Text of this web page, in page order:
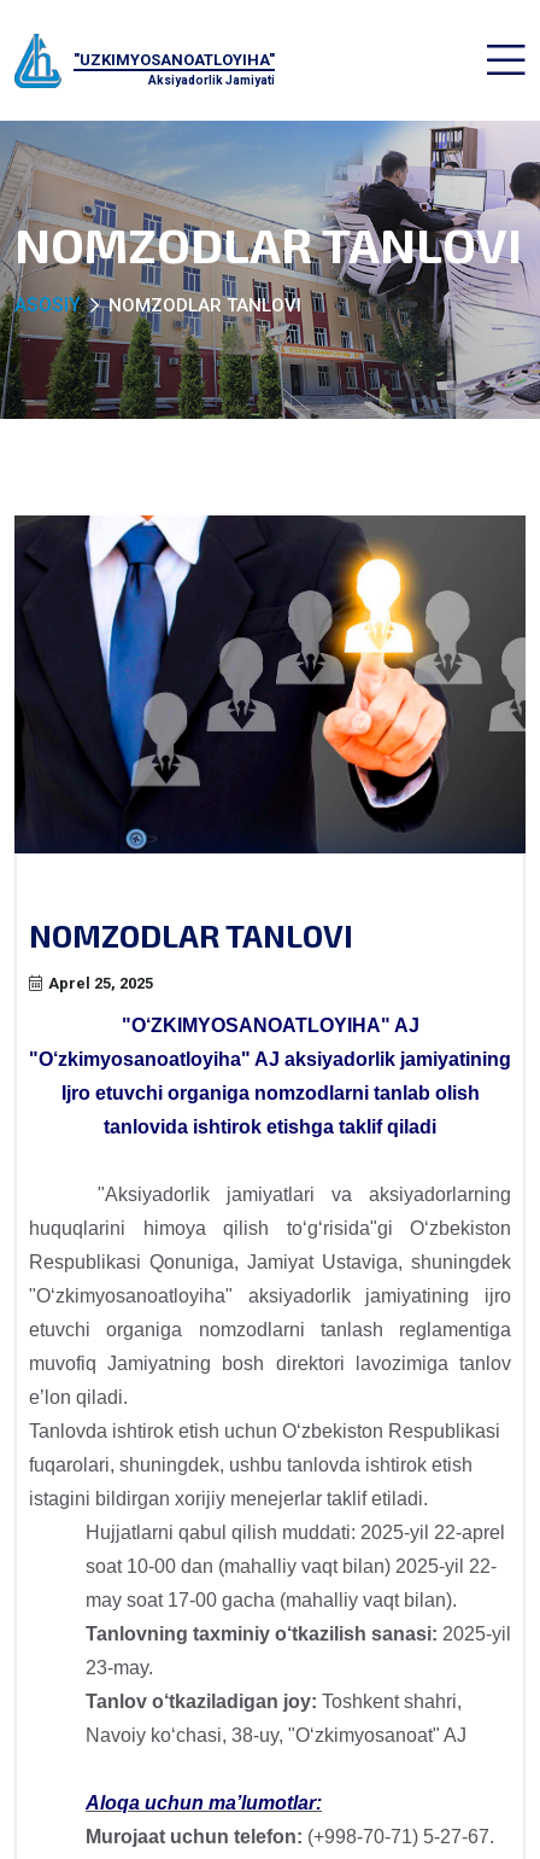
"UZKIMYOSANOATLOYIHA"
Aksiyadorlik Jamiyati
NOMZODLAR TANLOVI
ASOSIY NOMZODLAR TANLOVI
NOMZODLAR TANLOVI
Aprel 25, 2025
"O‘ZKIMYOSANOATLOYIHA" AJ
"O‘zkimyosanoatloyiha" AJ aksiyadorlik jamiyatining
Ijro etuvchi organiga nomzodlarni tanlab olish
tanlovida ishtirok etishga taklif qiladi
"Aksiyadorlik jamiyatlari va aksiyadorlarning
huquqlarini himoya qilish to‘g‘risida"gi O‘zbekiston
Respublikasi Qonuniga, Jamiyat Ustaviga, shuningdek
"O‘zkimyosanoatloyiha" aksiyadorlik jamiyatining ijro
etuvchi organiga nomzodlarni tanlash reglamentiga
muvofiq Jamiyatning bosh direktori lavozimiga tanlov
e’lon qiladi.
Tanlovda ishtirok etish uchun O‘zbekiston Respublikasi
fuqarolari, shuningdek, ushbu tanlovda ishtirok etish
istagini bildirgan xorijiy menejerlar taklif etiladi.
Hujjatlarni qabul qilish muddati: 2025-yil 22-aprel
soat 10-00 dan (mahalliy vaqt bilan) 2025-yil 22-
may soat 17-00 gacha (mahalliy vaqt bilan).
Tanlovning taxminiy o‘tkazilish sanasi: 2025-yil
23-may.
Tanlov o‘tkaziladigan joy: Toshkent shahri,
Navoiy ko‘chasi, 38-uy, "O‘zkimyosanoat" AJ
Aloqa uchun ma’lumotlar:
Murojaat uchun telefon: (+998-70-71) 5-27-67.